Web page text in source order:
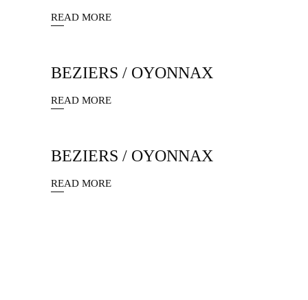
READ MORE
BEZIERS / OYONNAX
READ MORE
BEZIERS / OYONNAX
READ MORE